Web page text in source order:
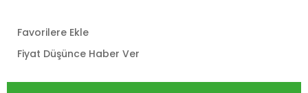
Favorilere Ekle
Fiyat Düşünce Haber Ver